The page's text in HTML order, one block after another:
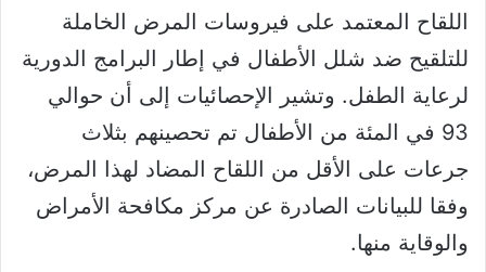
اللقاح المعتمد على فيروسات المرض الخاملة
للتلقيح ضد شلل الأطفال في إطار البرامج الدورية
لرعاية الطفل. وتشير الإحصائيات إلى أن حوالي
93 في المئة من الأطفال تم تحصينهم بثلاث
جرعات على الأقل من اللقاح المضاد لهذا المرض،
وفقا للبيانات الصادرة عن مركز مكافحة الأمراض
والوقاية منها.